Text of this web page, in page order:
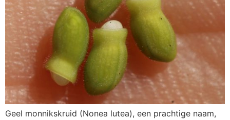
Geel monnikskruid (Nonea lutea), een prachtige naam,